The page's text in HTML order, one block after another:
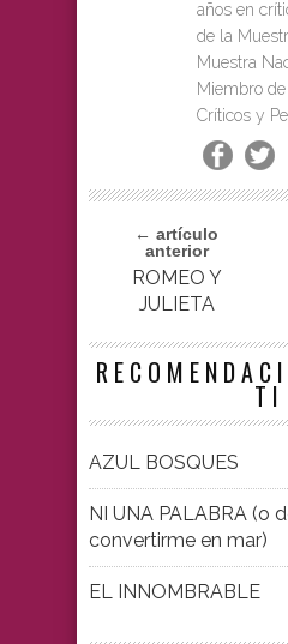
años en
de la
Muestra
Miembro
Críticos y
← artículo
anterior
ROMEO Y
JULIETA
TI
AZUL BOSQUES
NI UNA PALABRA (o
convertirme en mar)
EL INNOMBRABLE